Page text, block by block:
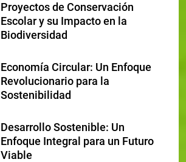
Proyectos de Conservación
Escolar y su Impacto en la
Biodiversidad
Economía Circular: Un Enfoque
Revolucionario para la
Sostenibilidad
Desarrollo Sostenible: Un
Enfoque Integral para un Futuro
Viable